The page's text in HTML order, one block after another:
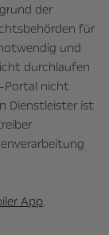
der
für
und
durchlaufen
Portal nicht
Dienstleister ist
App.